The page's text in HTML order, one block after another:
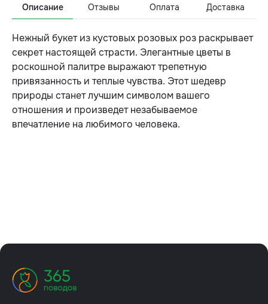
Описание Отзывы Оплата Доставка
Нежный букет из кустовых розовых роз раскрывает
секрет настоящей страсти. Элегантные цветы в
роскошной палитре выражают трепетную
привязанность и теплые чувства. Этот шедевр
природы станет лучшим символом вашего
отношения и произведет незабываемое
впечатление на любимого человека.